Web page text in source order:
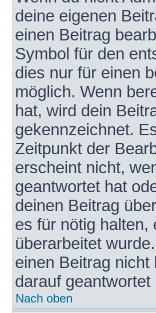
deine eigenen
einen Beitrag
Symbol für den
dies nur für einen
möglich. Wenn
hat, wird dein
gekennzeichnet.
Zeitpunkt der
erscheint nicht,
geantwortet hat
deinen Beitrag
es für nötig halten,
überarbeitet
einen Beitrag
darauf geantwortet
Nach oben